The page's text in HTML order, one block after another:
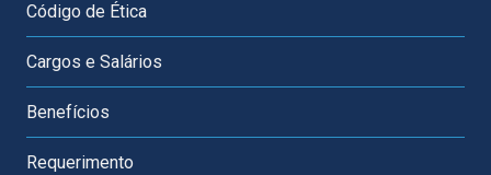
Código de Ética
Cargos e Salários
Benefícios
Requerimento